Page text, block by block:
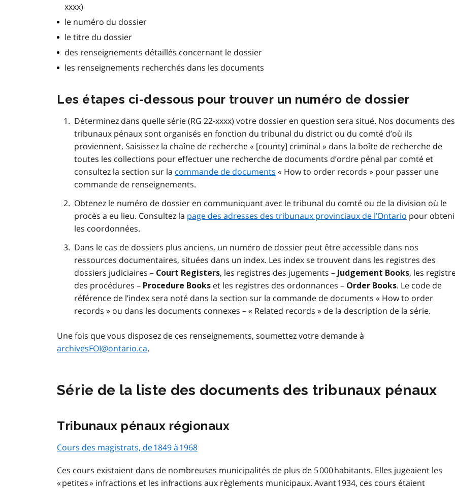
xxxx)
le numéro du dossier
le titre du dossier
des renseignements détaillés concernant le dossier
les renseignements recherchés dans les documents
Les étapes ci-dessous pour trouver un numéro de dossier
Déterminez dans quelle série (RG 22-xxxx) votre dossier en question sera situé. Nos documents des
tribunaux pénaux sont organisés en fonction du tribunal du district ou du comté d’où ils
proviennent. Saisissez la chaîne de recherche « [county] criminal » dans la boîte de recherche de
toutes les collections pour effectuer une recherche de documents d’ordre pénal par comté et
consultez la section sur la commande de documents « How to order records » pour passer une
commande de renseignements.
Obtenez le numéro de dossier en communiquant avec le tribunal du comté ou de la division où le
procès a eu lieu. Consultez la page des adresses des tribunaux provinciaux de l’Ontario pour
les coordonnées.
Dans le cas de dossiers plus anciens, un numéro de dossier peut être accessible dans nos
ressources documentaires, situées dans un index. Les index se trouvent dans les registres des
dossiers judiciaires – Court Registers, les registres des jugements – Judgement Books, les
des procédures – Procedure Books et les registres des ordonnances – Order Books. Le code de
référence de l’index sera noté dans la section sur la commande de documents « How to order
records » ou dans les documents connexes – « Related records » de la description de la série.
Une fois que vous disposez de ces renseignements, soumettez votre demande à
archivesFOI@ontario.ca.
Série de la liste des documents des tribunaux pénaux
Tribunaux pénaux régionaux
Cours des magistrats, de 1849 à 1968
Ces cours existaient dans de nombreuses municipalités de plus de 5 000 habitants. Elles jugeaient les
« petites » infractions et les infractions aux règlements municipaux. Avant 1934, ces cours étaient